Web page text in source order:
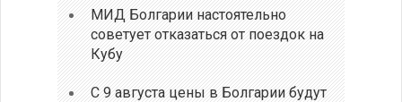
МИД Болгарии настоятельно
советует отказаться от поездок на
Кубу
С 9 августа цены в Болгарии будут